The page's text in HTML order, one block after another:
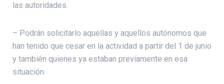
las autoridades.
– Podrán solicitarlo aquellas y aquellos autónomos que
han tenido que cesar en la actividad a partir del 1 de junio
y también quienes ya estaban previamente en esa
situación.